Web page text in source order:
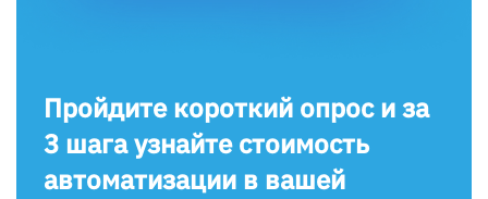
Пройдите короткий опрос и за
3 шага узнайте стоимость
автоматизации в вашей